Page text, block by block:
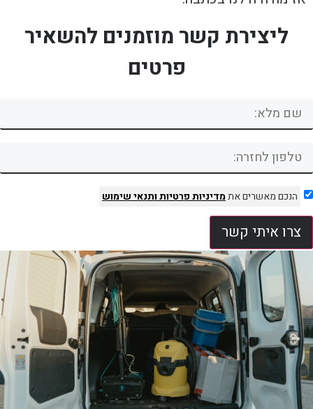
ליצירת קשר מוזמנים להשאיר
פרטים
הנכם מאשרים אתמדיניות פרטיותותנאי שימוש
צרו איתי קשר